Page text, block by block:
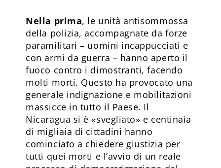
Nella prima, le unità antisommossa
della polizia, accompagnate da forze
paramilitari – uomini incappucciati e
con armi da guerra – hanno aperto il
fuoco contro i dimostranti, facendo
molti morti. Questo ha provocato una
generale indignazione e mobilitazioni
massicce in tutto il Paese. Il
Nicaragua si è «svegliato» e centinaia
di migliaia di cittadini hanno
cominciato a chiedere giustizia per
tutti quei morti e l’avvio di un reale